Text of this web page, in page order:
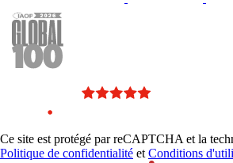
Ce site est protégé par reCAPTCHA et la
Politique de confidentialité etConditions